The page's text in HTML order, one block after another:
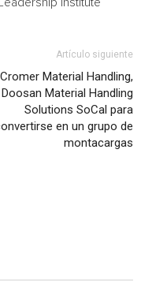
Artículo siguiente
Cromer Material Handling,
Doosan Material Handling
Solutions SoCal para
en un grupo de
montacargas